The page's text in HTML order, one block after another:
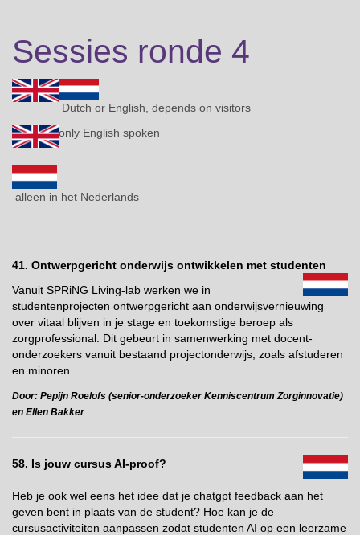
Sessies ronde 4
Dutch or English, depends on visitors
only English spoken
alleen in het Nederlands
41. Ontwerpgericht onderwijs ontwikkelen met studenten
Vanuit SPRiNG Living-lab werken we in
studentenprojecten ontwerpgericht aan onderwijsvernieuwing
over vitaal blijven in je stage en toekomstige beroep als
zorgprofessional. Dit gebeurt in samenwerking met docent-
onderzoekers vanuit bestaand projectonderwijs, zoals afstuderen
en minoren.
Door: Pepijn Roelofs (senior-onderzoeker Kenniscentrum Zorginnovatie)
en Ellen Bakker
58. Is jouw cursus AI-proof?
Heb je ook wel eens het idee dat je chatgpt feedback aan het
geven bent in plaats van de student? Hoe kan je de
cursusactiviteiten aanpassen zodat studenten AI op een leerzame